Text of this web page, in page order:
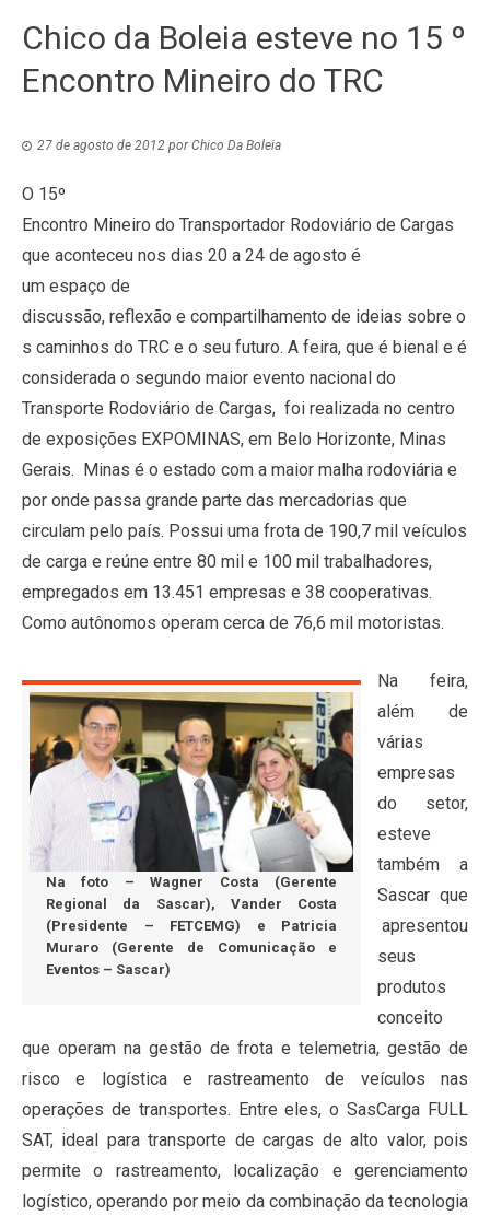
Chico da Boleia esteve no 15 º
Encontro Mineiro do TRC
27 de agosto de 2012 porChico Da Boleia
O 15º
Encontro Mineiro do Transportador Rodoviário de Cargas
que aconteceu nos dias 20 a 24 de agosto é
um espaço de
discussão, reflexão e compartilhamento de ideias sobre o
s caminhos do TRC e o seu futuro. A feira, que é bienal e é
considerada o segundo maior evento nacional do
Transporte Rodoviário de Cargas, foi realizada no centro
de exposições EXPOMINAS, em Belo Horizonte, Minas
Gerais. Minas é o estado com a maior malha rodoviária e
por onde passa grande parte das mercadorias que
circulam pelo país. Possui uma frota de 190,7 mil veículos
de carga e reúne entre 80 mil e 100 mil trabalhadores,
empregados em 13.451 empresas e 38 cooperativas.
Como autônomos operam cerca de 76,6 mil motoristas.
Na foto – Wagner Costa (Gerente
Regional da Sascar), Vander Costa
(Presidente – FETCEMG) e Patricia
Muraro (Gerente de Comunicação e
Eventos – Sascar)
Na feira,
além de
várias
empresas
do setor,
esteve
também a
Sascar que
apresentou
seus
produtos
conceito
que operam na gestão de frota e telemetria, gestão de
risco e logística e rastreamento de veículos nas
operações de transportes. Entre eles, o SasCarga FULL
SAT, ideal para transporte de cargas de alto valor, pois
permite o rastreamento, localização e gerenciamento
logístico, operando por meio da combinação da tecnologia